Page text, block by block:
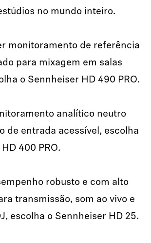
no mundo inteiro.
monitoramento de referência
para mixagem em salas
o Sennheiser HD 490 PRO.
analítico neutro
de entrada acessível, escolha
400 PRO.
robusto e com alto
transmissão, som ao vivo e
escolha o Sennheiser HD 25.